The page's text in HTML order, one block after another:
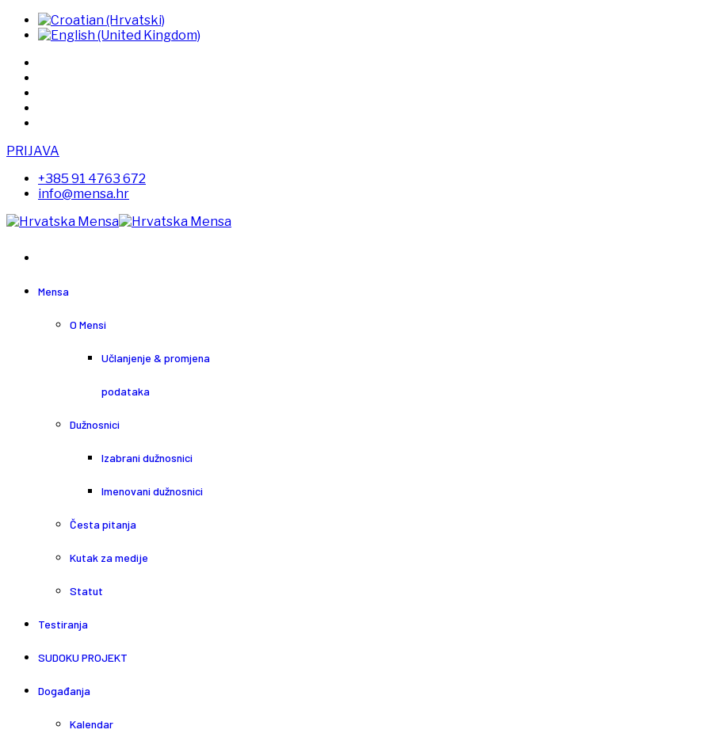
PRIJAVA
+385 91 4763 672
info@mensa.hr
Mensa
O Mensi
Učlanjenje & promjena
podataka
Dužnosnici
Izabrani dužnosnici
Imenovani dužnosnici
Česta pitanja
Kutak za medije
Statut
Testiranja
SUDOKU PROJEKT
Događanja
Kalendar